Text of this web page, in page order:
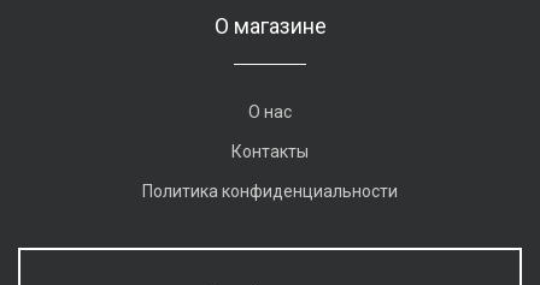
О магазине
О нас
Контакты
Политика конфиденциальности